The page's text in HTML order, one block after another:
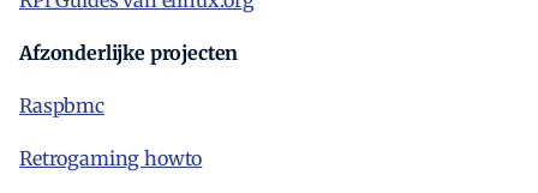
Afzonderlijke projecten
Raspbmc
Retrogaming howto